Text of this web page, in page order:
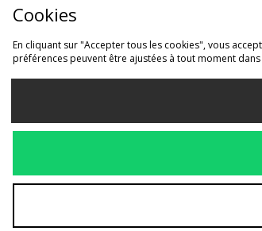
Cookies
En cliquant sur "Accepter tous les cookies", vous
préférences peuvent être ajustées à tout moment